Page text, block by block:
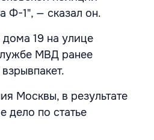
Ф-1", — сказал он.
дома 19 на улице
МВД ранее
Москвы, в результате
дело по статье